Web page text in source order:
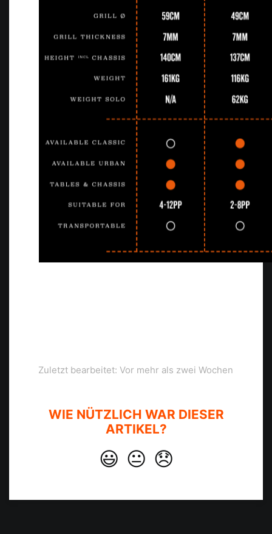
Zuletzt bearbeitet: Vor mehr als zwei Wochen
WIE NÜTZLICH WAR DIESER
ARTIKEL?
😃 😐 😞